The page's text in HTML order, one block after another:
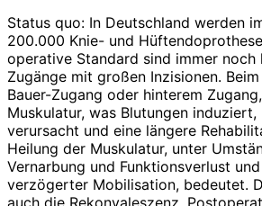
Status quo: In Deutschland werden
200.000 Knie- und
operative Standard sind immer noch
Zugänge mit großen Inzisionen.
Bauer-Zugang oder hinterem
Muskulatur, was Blutungen induziert,
verursacht und eine längere
Heilung der Muskulatur, unter
Vernarbung und Funktionsverlust
verzögerter Mobilisation, bedeutet.
auch die Rekonvaleszenz.